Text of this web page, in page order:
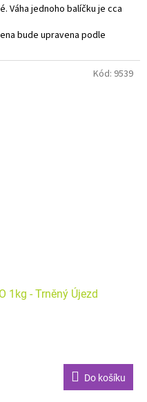
Váha jednoho balíčku je cca
bude upravena podle
1kg - Trněný Újezd
Do košíku
Kód: 9539